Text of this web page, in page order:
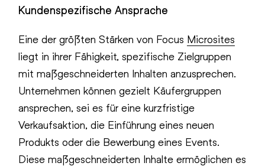
Kundenspezifische Ansprache
Eine der größten Stärken von Focus Microsites
liegt in ihrer Fähigkeit, spezifische Zielgruppen
mit maßgeschneiderten Inhalten anzusprechen.
Unternehmen können gezielt Käufergruppen
ansprechen, sei es für eine kurzfristige
Verkaufsaktion, die Einführung eines neuen
Produkts oder die Bewerbung eines Events.
Diese maßgeschneiderten Inhalte ermöglichen es